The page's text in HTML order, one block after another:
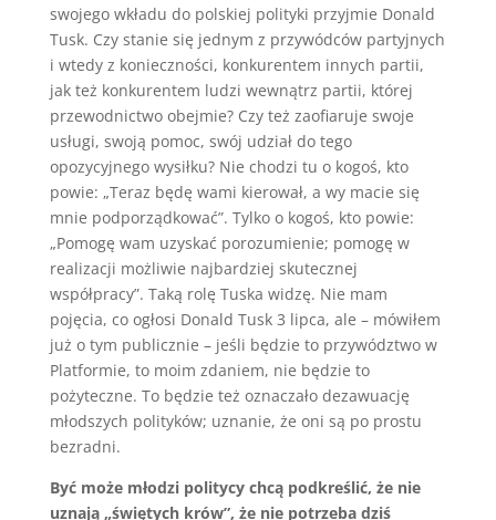
swojego wkładu do polskiej polityki przyjmie Donald
Tusk. Czy stanie się jednym z przywódców partyjnych
i wtedy z konieczności, konkurentem innych partii,
jak też konkurentem ludzi wewnątrz partii, której
przewodnictwo obejmie? Czy też zaofiaruje swoje
usługi, swoją pomoc, swój udział do tego
opozycyjnego wysiłku? Nie chodzi tu o kogoś, kto
powie: „Teraz będę wami kierował, a wy macie się
mnie podporządkować”. Tylko o kogoś, kto powie:
„Pomogę wam uzyskać porozumienie; pomogę w
realizacji możliwie najbardziej skutecznej
współpracy”. Taką rolę Tuska widzę. Nie mam
pojęcia, co ogłosi Donald Tusk 3 lipca, ale – mówiłem
już o tym publicznie – jeśli będzie to przywództwo w
Platformie, to moim zdaniem, nie będzie to
pożyteczne. To będzie też oznaczało dezawuację
młodszych polityków; uznanie, że oni są po prostu
bezradni.
Być może młodzi politycy chcą podkreślić, że nie
uznają „świętych krów”, że nie potrzeba dziś